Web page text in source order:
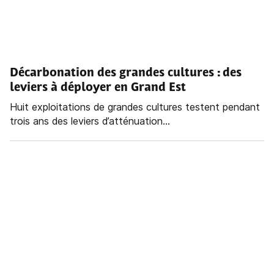
Décarbonation des grandes cultures : des
leviers à déployer en Grand Est
Huit exploitations de grandes cultures testent pendant
trois ans des leviers d’atténuation...